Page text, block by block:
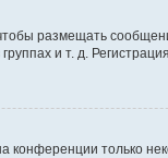
размещать
и т. д.
конференции только